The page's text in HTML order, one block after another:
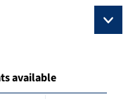
available